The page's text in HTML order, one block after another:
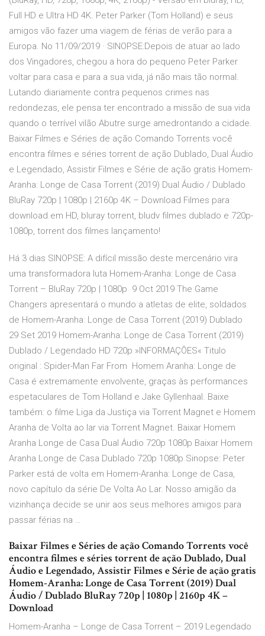
Full HD e Ultra HD 4K. Peter Parker (Tom Holland) e seus
amigos vão fazer uma viagem de férias de verão para a
Europa. No 11/09/2019 · SINOPSE:Depois de atuar ao lado
dos Vingadores, chegou a hora do pequeno Peter Parker
voltar para casa e para a sua vida, já não mais tão normal.
Lutando diariamente contra pequenos crimes nas
redondezas, ele pensa ter encontrado a missão de sua vida
quando o terrível vilão Abutre surge amedrontando a cidade.
Baixar Filmes e Séries de ação Comando Torrents você
encontra filmes e séries torrent de ação Dublado, Dual Áudio
e Legendado, Assistir Filmes e Série de ação gratis Homem-
Aranha: Longe de Casa Torrent (2019) Dual Áudio / Dublado
BluRay 720p | 1080p | 2160p 4K – Download Filmes para
download em HD, bluray torrent, bludv filmes dublado e 720p-
1080p, torrent dos filmes lançamento!
Há 3 dias SINOPSE: A difícil missão deste mercenário vira
uma transformadora luta Homem-Aranha: Longe de Casa
Torrent – BluRay 720p | 1080p 9 Oct 2019 The Game
Changers apresentará o mundo a atletas de elite, soldados
de Homem-Aranha: Longe de Casa Torrent (2019) Dublado
29 Set 2019 Homem-Aranha: Longe de Casa Torrent (2019)
Dublado / Legendado HD 720p »INFORMAÇÕES« Titulo
original : Spider-Man Far From Homem Aranha: Longe de
Casa é extremamente envolvente, graças às performances
espetaculares de Tom Holland e Jake Gyllenhaal. Baixe
também: o filme Liga da Justiça via Torrent Magnet e Homem
Aranha de Volta ao lar via Torrent Magnet. Baixar Homem
Aranha Longe de Casa Dual Áudio 720p 1080p Baixar Homem
Aranha Longe de Casa Dublado 720p 1080p Sinopse: Peter
Parker está de volta em Homem-Aranha: Longe de Casa,
novo capítulo da série De Volta Ao Lar. Nosso amigão da
vizinhança decide se unir aos seus melhores amigos para
passar férias na …
Baixar Filmes e Séries de ação Comando Torrents você
encontra filmes e séries torrent de ação Dublado, Dual
Áudio e Legendado, Assistir Filmes e Série de ação gratis
Homem-Aranha: Longe de Casa Torrent (2019) Dual
Áudio / Dublado BluRay 720p | 1080p | 2160p 4K –
Download
Homem-Aranha – Longe de Casa Torrent – 2019 Legendado